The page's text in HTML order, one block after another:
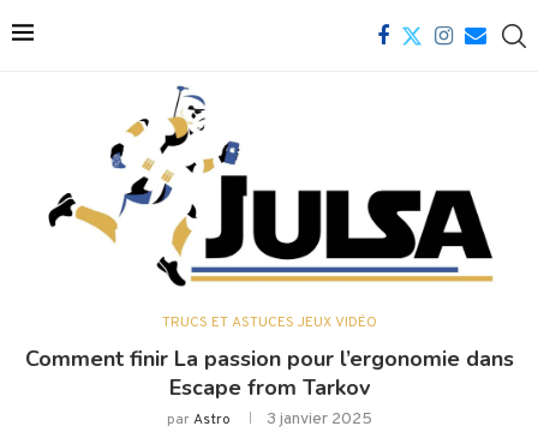
TRUCS ET ASTUCES JEUX VIDÉO
Comment finir La passion pour l’ergonomie dans
Escape from Tarkov
parAstro 3 janvier 2025